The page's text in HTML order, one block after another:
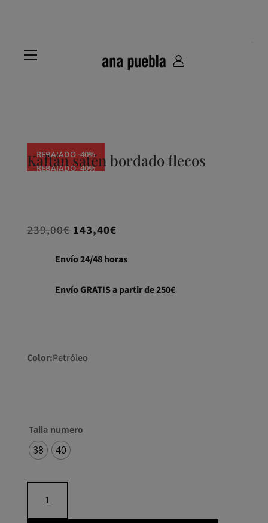
REBAJADO -40%
REBAJADO -40%
REBAJADO -40%
REBAJADO -40%
Kaftán satén bordado flecos
239,00€ El
original
239,00€.
143,40€El
actual
143,40€.
Envío 24/48 horas
Envío GRATIS a partir de 250€
Color:Petróleo
Talla numero
38 40
satén